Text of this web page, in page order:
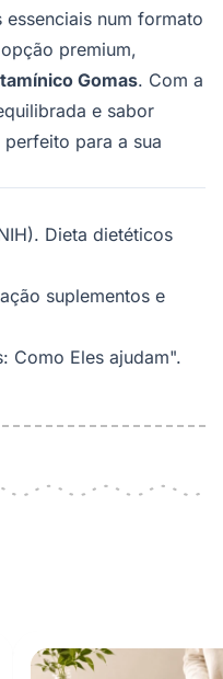
num formato
premium,
Gomas. Com a
e sabor
para a sua
). Dieta dietéticos
suplementos e
: Como Eles ajudam".